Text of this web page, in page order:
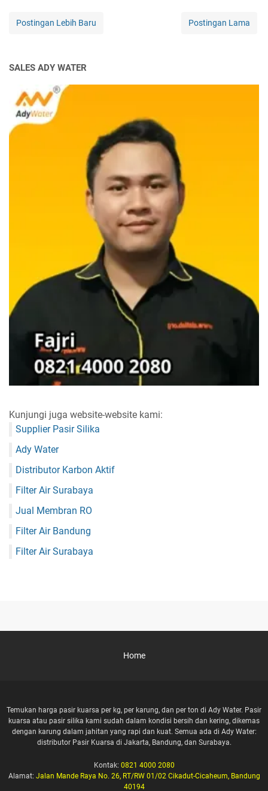
Postingan Lebih Baru Postingan Lama
SALES ADY WATER
Kunjungi juga website-website kami:
Supplier Pasir Silika
Ady Water
Distributor Karbon Aktif
Filter Air Surabaya
Jual Membran RO
Filter Air Bandung
Filter Air Surabaya
Home
Temukan harga pasir kuarsa per kg, per karung, dan per ton di Ady Water. Pasir
kuarsa atau pasir silika kami sudah dalam kondisi bersih dan kering, dikemas
dengan karung dalam jahitan yang rapi dan kuat. Semua ada di Ady Water:
distributor Pasir Kuarsa di Jakarta, Bandung, dan Surabaya.
Kontak: 0821 4000 2080
Alamat: Jalan Mande Raya No. 26, RT/RW 01/02 Cikadut-Cicaheum, Bandung
40194